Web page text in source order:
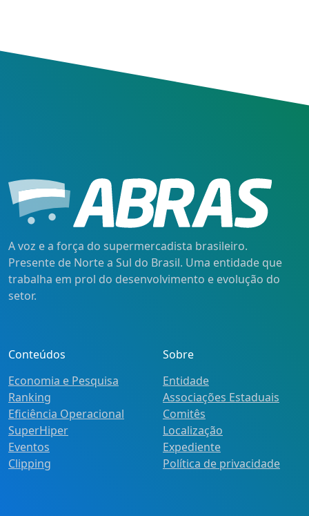
A voz e a força do supermercadista brasileiro.
Presente de Norte a Sul do Brasil. Uma entidade que
trabalha em prol do desenvolvimento e evolução do
setor.
Conteúdos
Economia e Pesquisa
Ranking
Eficiência Operacional
SuperHiper
Eventos
Clipping
Sobre
Entidade
Associações Estaduais
Comitês
Localização
Expediente
Política de privacidade